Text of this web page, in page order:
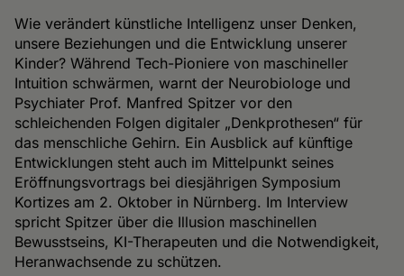
Wie verändert künstliche Intelligenz unser Denken,
unsere Beziehungen und die Entwicklung unserer
Kinder? Während Tech-Pioniere von maschineller
Intuition schwärmen, warnt der Neurobiologe und
Psychiater Prof. Manfred Spitzer vor den
schleichenden Folgen digitaler „Denkprothesen“ für
das menschliche Gehirn. Ein Ausblick auf künftige
Entwicklungen steht auch im Mittelpunkt seines
Eröffnungsvortrags bei diesjährigen Symposium
Kortizes am 2. Oktober in Nürnberg. Im Interview
spricht Spitzer über die Illusion maschinellen
Bewusstseins, KI-Therapeuten und die Notwendigkeit,
Heranwachsende zu schützen.